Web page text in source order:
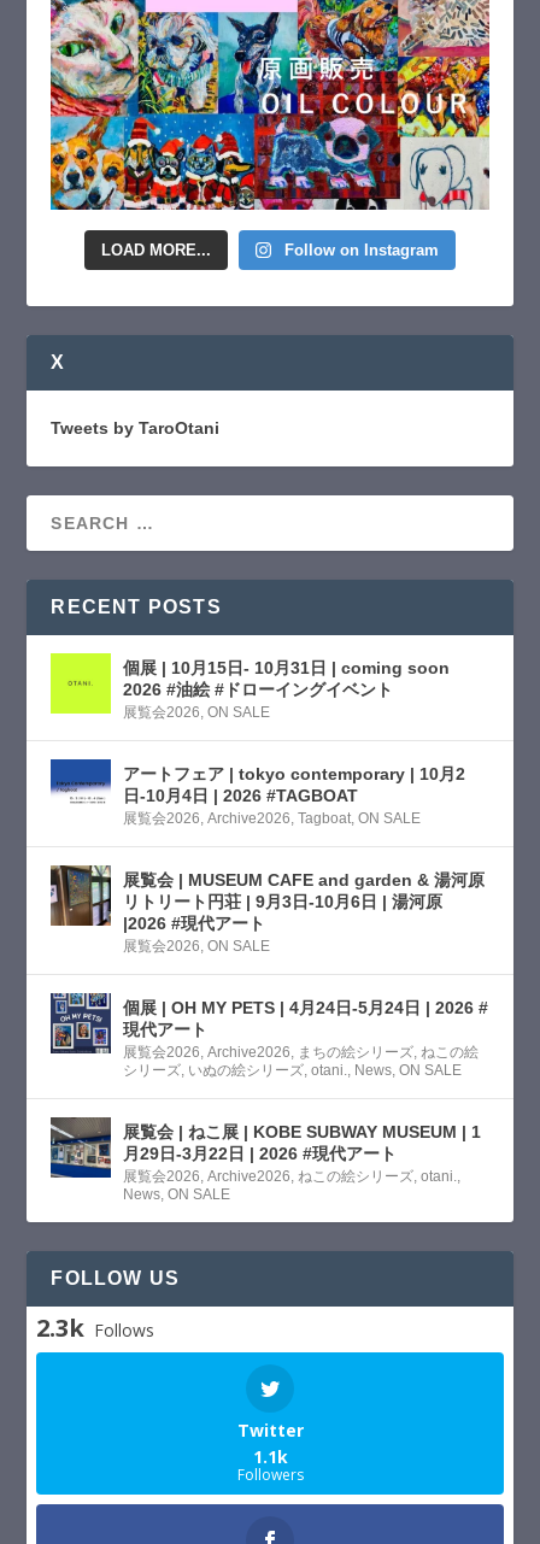
LOAD MORE... Follow on Instagram
X
Tweets by TaroOtani
RECENT POSTS
個展 | 10月15日- 10月31日 | coming soon
2026 #油絵 #ドローイングイベント
展覧会2026,ON SALE
アートフェア | tokyo contemporary | 10月2
日-10月4日 | 2026 #TAGBOAT
展覧会2026,Archive2026,Tagboat,ON SALE
展覧会 | MUSEUM CAFE and garden & 湯河原
リトリート円荘 | 9月3日-10月6日 | 湯河原
|2026 #現代アート
展覧会2026,ON SALE
個展 | OH MY PETS | 4月24日-5月24日 | 2026 #
現代アート
展覧会2026,Archive2026, まちの絵シリーズ,ねこの絵
シリーズ, いぬの絵シリーズ,otani., News,ON SALE
展覧会 | ねこ展 | KOBE SUBWAY MUSEUM | 1
月29日-3月22日 | 2026 #現代アート
展覧会2026,Archive2026,ねこの絵シリーズ,otani.,
News,ON SALE
FOLLOW US
2.3k Follows
Twitter
1.1k
Followers